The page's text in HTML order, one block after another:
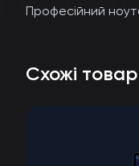
Професійний
Схожі